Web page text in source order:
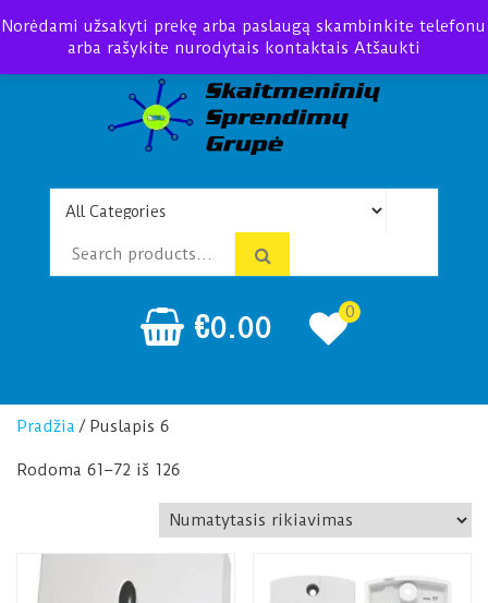
Telefonspynės Praėjimo
kontrolė
€0.00 0
Pradžia / Puslapis 6
Rodoma 61–72 iš 126
Norėdami užsakyti prekę arba paslaugą skambinkite telefonu
arba rašykite nurodytais kontaktais Atšaukti